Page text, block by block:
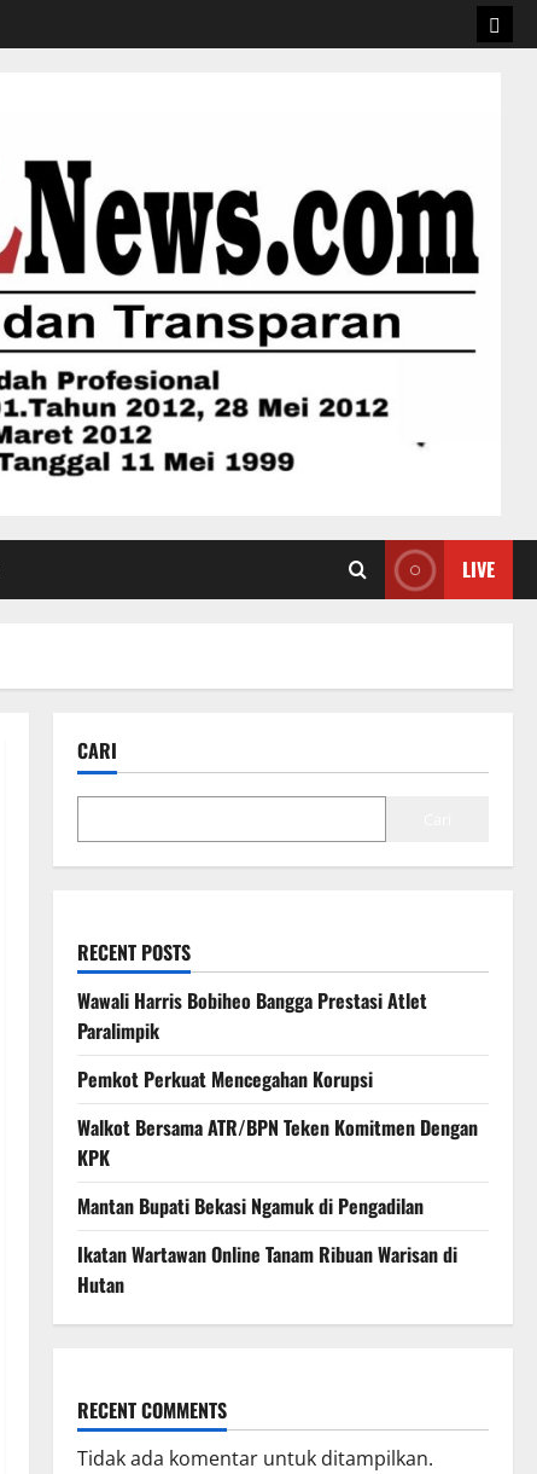
LIVE
CARI
RECENT POSTS
Wawali Harris Bobiheo Bangga Prestasi Atlet
Paralimpik
Pemkot Perkuat Mencegahan Korupsi
Walkot Bersama ATR/BPN Teken Komitmen Dengan
KPK
Mantan Bupati Bekasi Ngamuk di Pengadilan
Ikatan Wartawan Online Tanam Ribuan Warisan di
Hutan
RECENT COMMENTS
Tidak ada komentar untuk ditampilkan.